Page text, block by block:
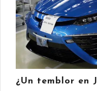
¿Un temblor en